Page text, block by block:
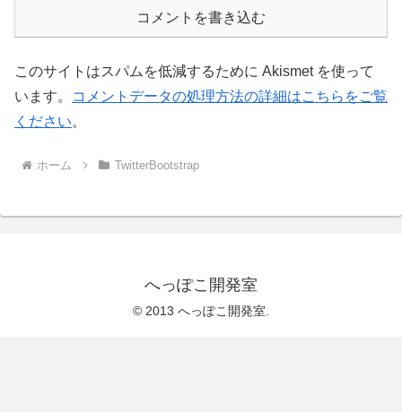
コメントを書き込む
このサイトはスパムを低減するために Akismet を使って
います。
コメントデータの処理方法の詳細はこちらをご覧
ください。
ホーム TwitterBootstrap
へっぽこ開発室
© 2013 へっぽこ開発室.